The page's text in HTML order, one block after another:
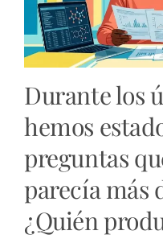
Durante los
hemos
preguntas
parecía más
¿Quién